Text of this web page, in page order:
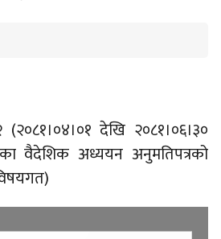
(२०८१।०४।०१ देखि २०८१।०६।३०
वैदेशिक अध्ययन अनुमतिपत्रको